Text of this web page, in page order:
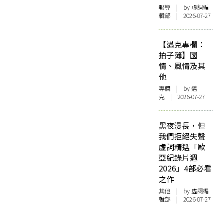
報導 | by 虛詞編
輯部 | 2026-07-27
【邁克專欄：
拍子簿】國
情、風情及其
他
專欄 | by邁
克 | 2026-07-27
黑夜漫長，但
我們拒絕失聲
虛詞精選「歐
亞紀錄片週
2026」4部必看
之作
其他 | by 虛詞編
輯部 | 2026-07-27